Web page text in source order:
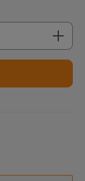
Wert ein